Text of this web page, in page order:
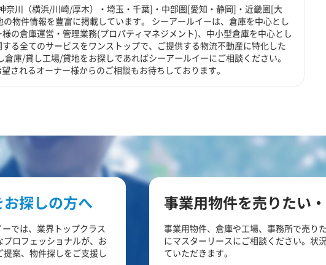
川（横浜/川崎/厚木）・埼玉・千葉]・中部圏[愛知・静岡]・近畿圏[大
物件情報を豊富に掲載しています。 シーアールイーは、倉庫を中心とし
の倉庫運営・管理業務(プロパティマネジメント)、中小型倉庫を中心とし
る全てのサービスをワンストップで、ご提供する物流不動産に特化した
庫/貸し工場/貸地をお探しであればシーアールイーにご相談ください。
されるオーナー様からのご相談もお待ちしております。
探しの方へ
では、業界トップクラス
ロフェッショナルが、お
案、物件探しをご支援し
事業用物件を売りたい
事業用物件、倉庫や工場、事務所で売り
にマスターリースにご相談ください。状
ていただきます。